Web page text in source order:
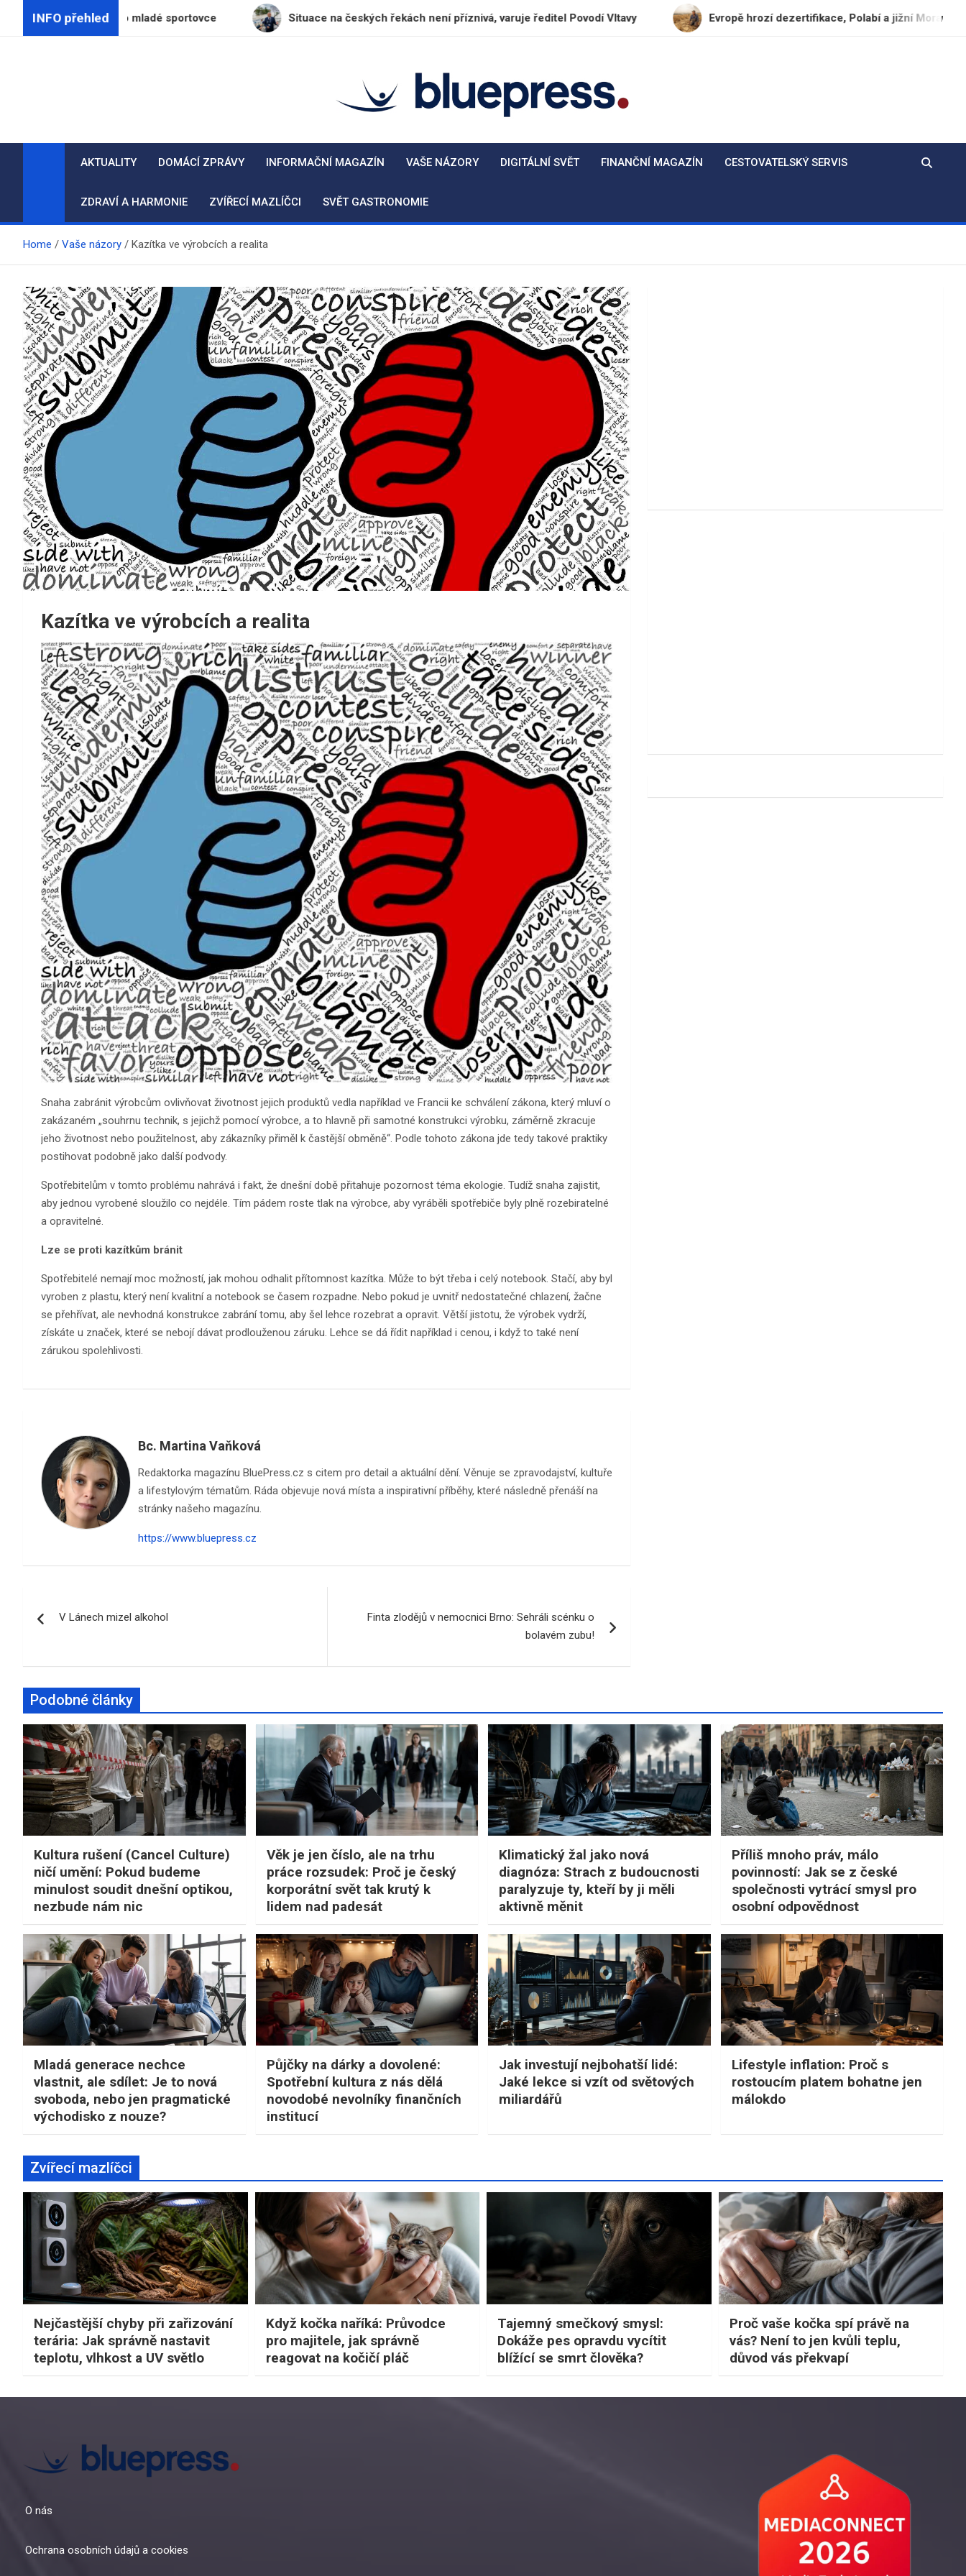
INFO přehled
pro mladé sportovce Situace na českých řekách není příznivá, varuje ředitel Povodí Vltavy Evropě hrozí dezertifikace, Polabí a jižní Morava ohroženy do
BluePress.cz
AKTUALITY DOMÁCÍ ZPRÁVY INFORMAČNÍ MAGAZÍN VAŠE NÁZORY DIGITÁLNÍ SVĚT FINANČNÍ MAGAZÍN CESTOVATELSKÝ SERVIS
ZDRAVÍ A HARMONIE ZVÍŘECÍ MAZLÍČCI SVĚT GASTRONOMIE
Home Vaše názory Kazítka ve výrobcích a realita
Kazítka ve výrobcích a realita
Snaha zabránit výrobcům ovlivňovat životnost jejich produktů vedla například ve Francii ke schválení zákona, který mluví o
zakázaném „souhrnu technik, s jejichž pomocí výrobce, a to hlavně při samotné konstrukci výrobku, záměrně zkracuje
jeho životnost nebo použitelnost, aby zákazníky přiměl k častější obměně“. Podle tohoto zákona jde tedy takové praktiky
postihovat podobně jako další podvody.
Spotřebitelům v tomto problému nahrává i fakt, že dnešní době přitahuje pozornost téma ekologie. Tudíž snaha zajistit,
aby jednou vyrobené sloužilo co nejdéle. Tím pádem roste tlak na výrobce, aby vyráběli spotřebiče byly plně rozebiratelné
a opravitelné.
Lze se proti kazítkům bránit
Spotřebitelé nemají moc možností, jak mohou odhalit přítomnost kazítka. Může to být třeba i celý notebook. Stačí, aby byl
vyroben z plastu, který není kvalitní a notebook se časem rozpadne. Nebo pokud je uvnitř nedostatečné chlazení, žačne
se přehřívat, ale nevhodná konstrukce zabrání tomu, aby šel lehce rozebrat a opravit. Větší jistotu, že výrobek vydrží,
získáte u značek, které se nebojí dávat prodlouženou záruku. Lehce se dá řídit například i cenou, i když to také není
zárukou spolehlivosti.
Bc. Martina Vaňková
Redaktorka magazínu BluePress.cz s citem pro detail a aktuální dění. Věnuje se zpravodajství, kultuře
a lifestylovým tématům. Ráda objevuje nová místa a inspirativní příběhy, které následně přenáší na
stránky našeho magazínu.
https://www.bluepress.cz
pro
příspěvek
V Lánech mizel alkohol
Finta zlodějů v nemocnici Brno: Sehráli scénku o
bolavém zubu!
Podobné články
Kultura rušení (Cancel Culture)
ničí umění: Pokud budeme
minulost soudit dnešní optikou,
nezbude nám nic
Věk je jen číslo, ale na trhu
práce rozsudek: Proč je český
korporátní svět tak krutý k
lidem nad padesát
Klimatický žal jako nová
diagnóza: Strach z budoucnosti
paralyzuje ty, kteří by ji měli
aktivně měnit
Příliš mnoho práv, málo
povinností: Jak se z české
společnosti vytrácí smysl pro
osobní odpovědnost
Mladá generace nechce
vlastnit, ale sdílet: Je to nová
svoboda, nebo jen pragmatické
východisko z nouze?
Půjčky na dárky a dovolené:
Spotřební kultura z nás dělá
novodobé nevolníky finančních
institucí
Jak investují nejbohatší lidé:
Jaké lekce si vzít od světových
miliardářů
Lifestyle inflation: Proč s
rostoucím platem bohatne jen
málokdo
Zvířecí mazlíčci
Nejčastější chyby při zařizování
terária: Jak správně nastavit
teplotu, vlhkost a UV světlo
Když kočka naříká: Průvodce
pro majitele, jak správně
reagovat na kočičí pláč
Tajemný smečkový smysl:
Dokáže pes opravdu vycítit
blížící se smrt člověka?
Proč vaše kočka spí právě na
vás? Není to jen kvůli teplu,
důvod vás překvapí
O nás
Ochrana osobních údajů a cookies